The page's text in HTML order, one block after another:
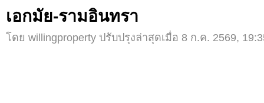
เอกมัย-รามอินทรา
โดย willingproperty ปรับปรุงล่าสุดเมื่อ 8 ก.ค. 2569,